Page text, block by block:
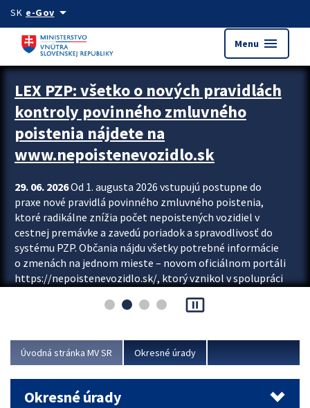
Preskocit na hlavný obsah
SK e-Govarrow_drop_down
Menu menu
Zastavit automatický posun upútavok
LEX PZP: všetko o nových pravidlách
kontroly povinného zmluvného
poistenia nájdete na
www.nepoistenevozidlo.sk
29. 06. 2026Od 1. augusta 2026 vstupujú postupne do
praxe nové pravidlá povinného zmluvného poistenia,
ktoré radikálne znížia počet nepoistených vozidiel v
cestnej premávke a zavedú poriadok a spravodlivosť do
systému PZP. Občania nájdu všetky potrebné informácie
o zmenách na jednom mieste – novom oficiálnom portáli
https://nepoistenevozidlo.sk/, ktorý vznikol v spolupráci
asociácie poisťovní (SLASPO) a Ministerstva vnútra SR.
Viac
pause_presentation
Úvodná stránka MV SR Okresné úrady
Okresné úrady